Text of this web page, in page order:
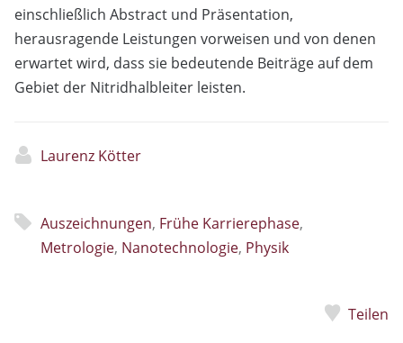
einschließlich Abstract und Präsentation,
herausragende Leistungen vorweisen und von denen
erwartet wird, dass sie bedeutende Beiträge auf dem
Gebiet der Nitridhalbleiter leisten.
Laurenz Kötter
Auszeichnungen, Frühe Karrierephase,
Metrologie, Nanotechnologie, Physik
Teilen